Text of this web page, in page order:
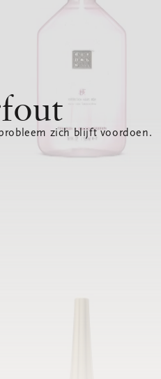
zich blijft voordoen.